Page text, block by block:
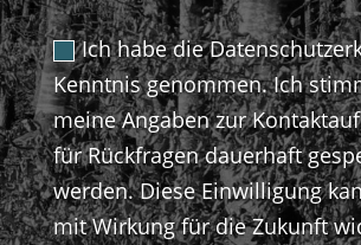
Ich habe die
Kenntnis genommen. Ich
meine Angaben zur
für Rückfragen dauerhaft
werden. Diese Einwilligung
mit Wirkung für die Zukunft